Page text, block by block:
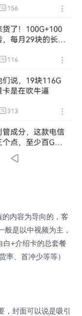
内容为导向的，客
般是以中视频为主，
白+介绍卡的总套餐
率、首冲少等等）
，封面可以说是吸引